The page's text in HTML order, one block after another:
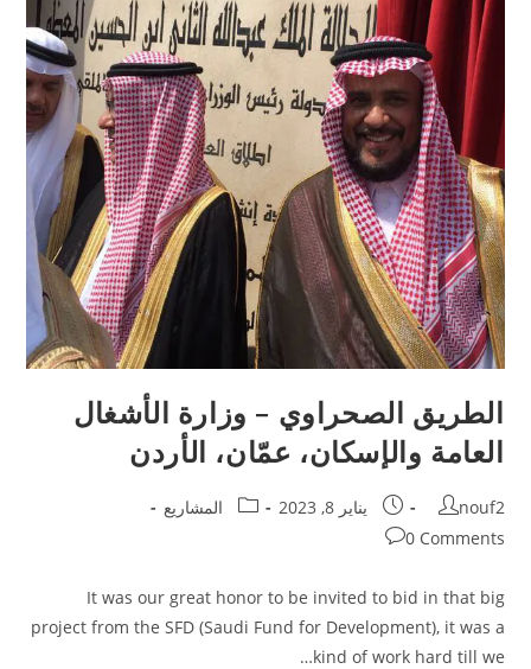
الطريق الصحراوي – وزارة الأشغال
العامة والإسكان، عمّان، الأردن
Post
author:
nouf2
Post
published:
يناير 8, 2023
Post
المشاريع
Post
0 Comments
It was our great honor to be invited to bid in that big
project from the SFD (Saudi Fund for Development), it was a
kind of work hard till we…